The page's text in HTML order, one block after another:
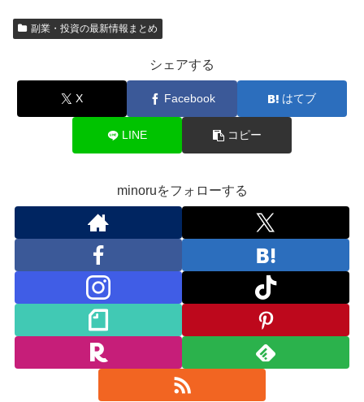
副業・投資の最新情報まとめ
シェアする
X Facebook はてブ
LINE コピー
minoruをフォローする